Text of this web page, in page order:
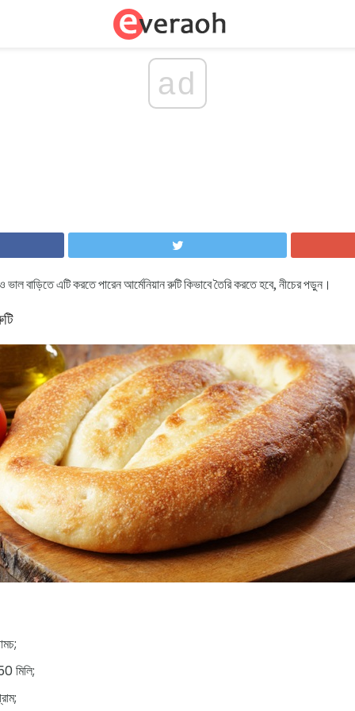
ad
বাড়িতে এটি করতে পারেন আর্মেনিয়ান রুটি কিভাবে তৈরি করতে হবে, নীচের পড়ুন।
মিলি;